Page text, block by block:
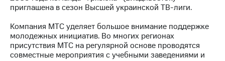
Новости
регионе
и акционерам
Корпоративное
приглашена в сезон Высшей украинской ТВ-лиги.
Компания МТС уделяет большое внимание поддержке
молодежных инициатив. Во многих регионах
присутствия МТС на регулярной основе проводятся
совместные мероприятия с учебными заведениями и